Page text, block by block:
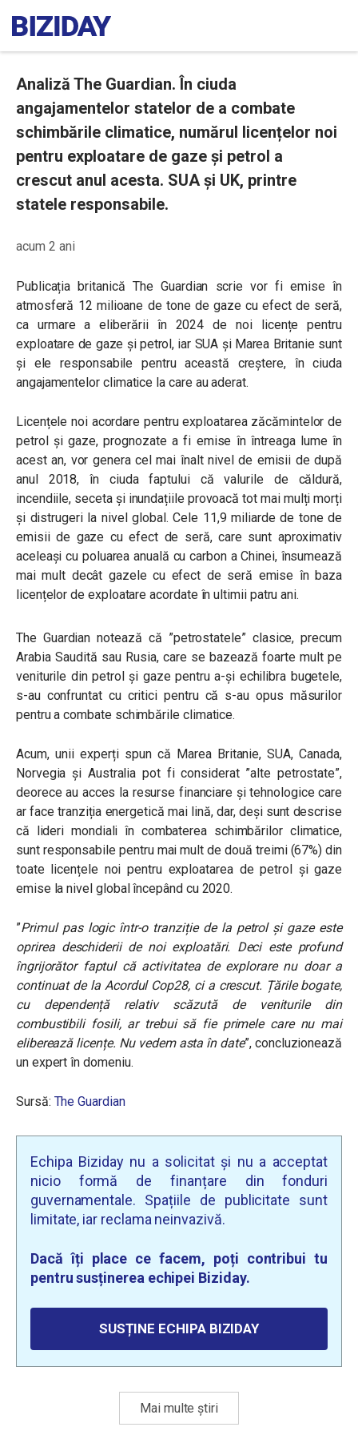
Analiză The Guardian. În ciuda
angajamentelor statelor de a combate
schimbările climatice, numărul licențelor noi
pentru exploatare de gaze și petrol a
crescut anul acesta. SUA și UK, printre
statele responsabile.
acum 2 ani
Publicația britanică The Guardian scrie vor fi emise în
atmosferă 12 milioane de tone de gaze cu efect de seră,
ca urmare a eliberării în 2024 de noi licențe pentru
exploatare de gaze și petrol, iar SUA și Marea Britanie sunt
și ele responsabile pentru această creștere, în ciuda
angajamentelor climatice la care au aderat.
Licențele noi acordare pentru exploatarea zăcămintelor de
petrol și gaze, prognozate a fi emise în întreaga lume în
acest an, vor genera cel mai înalt nivel de emisii de după
anul 2018, în ciuda faptului că valurile de căldură,
incendiile, seceta și inundațiile provoacă tot mai mulți morți
și distrugeri la nivel global. Cele 11,9 miliarde de tone de
emisii de gaze cu efect de seră, care sunt aproximativ
aceleași cu poluarea anuală cu carbon a Chinei, însumează
mai mult decât gazele cu efect de seră emise în baza
licențelor de exploatare acordate în ultimii patru ani.
The Guardian notează că ”petrostatele” clasice, precum
Arabia Saudită sau Rusia, care se bazează foarte mult pe
veniturile din petrol și gaze pentru a-și echilibra bugetele,
s-au confruntat cu critici pentru că s-au opus măsurilor
pentru a combate schimbările climatice.
Acum, unii experți spun că Marea Britanie, SUA, Canada,
Norvegia și Australia pot fi considerat ”alte petrostate”,
deorece au acces la resurse financiare și tehnologice care
ar face tranziția energetică mai lină, dar, deși sunt descrise
că lideri mondiali în combaterea schimbărilor climatice,
sunt responsabile pentru mai mult de două treimi (67%) din
toate licențele noi pentru exploatarea de petrol și gaze
emise la nivel global începând cu 2020.
”Primul pas logic într-o tranziție de la petrol și gaze este
oprirea deschiderii de noi exploatări. Deci este profund
îngrijorător faptul că activitatea de explorare nu doar a
continuat de la Acordul Cop28, ci a crescut. Țările bogate,
cu dependență relativ scăzută de veniturile din
combustibili fosili, ar trebui să fie primele care nu mai
eliberează licențe. Nu vedem asta în date”, concluzionează
un expert în domeniu.
Sursă: The Guardian
Echipa Biziday nu a solicitat și nu a acceptat
nicio formă de finanțare din fonduri
guvernamentale. Spațiile de publicitate sunt
limitate, iar reclama neinvazivă.
Dacă îți place ce facem, poți contribui tu
pentru susținerea echipei Biziday.
SUSȚINE ECHIPA BIZIDAY
Mai multe știri